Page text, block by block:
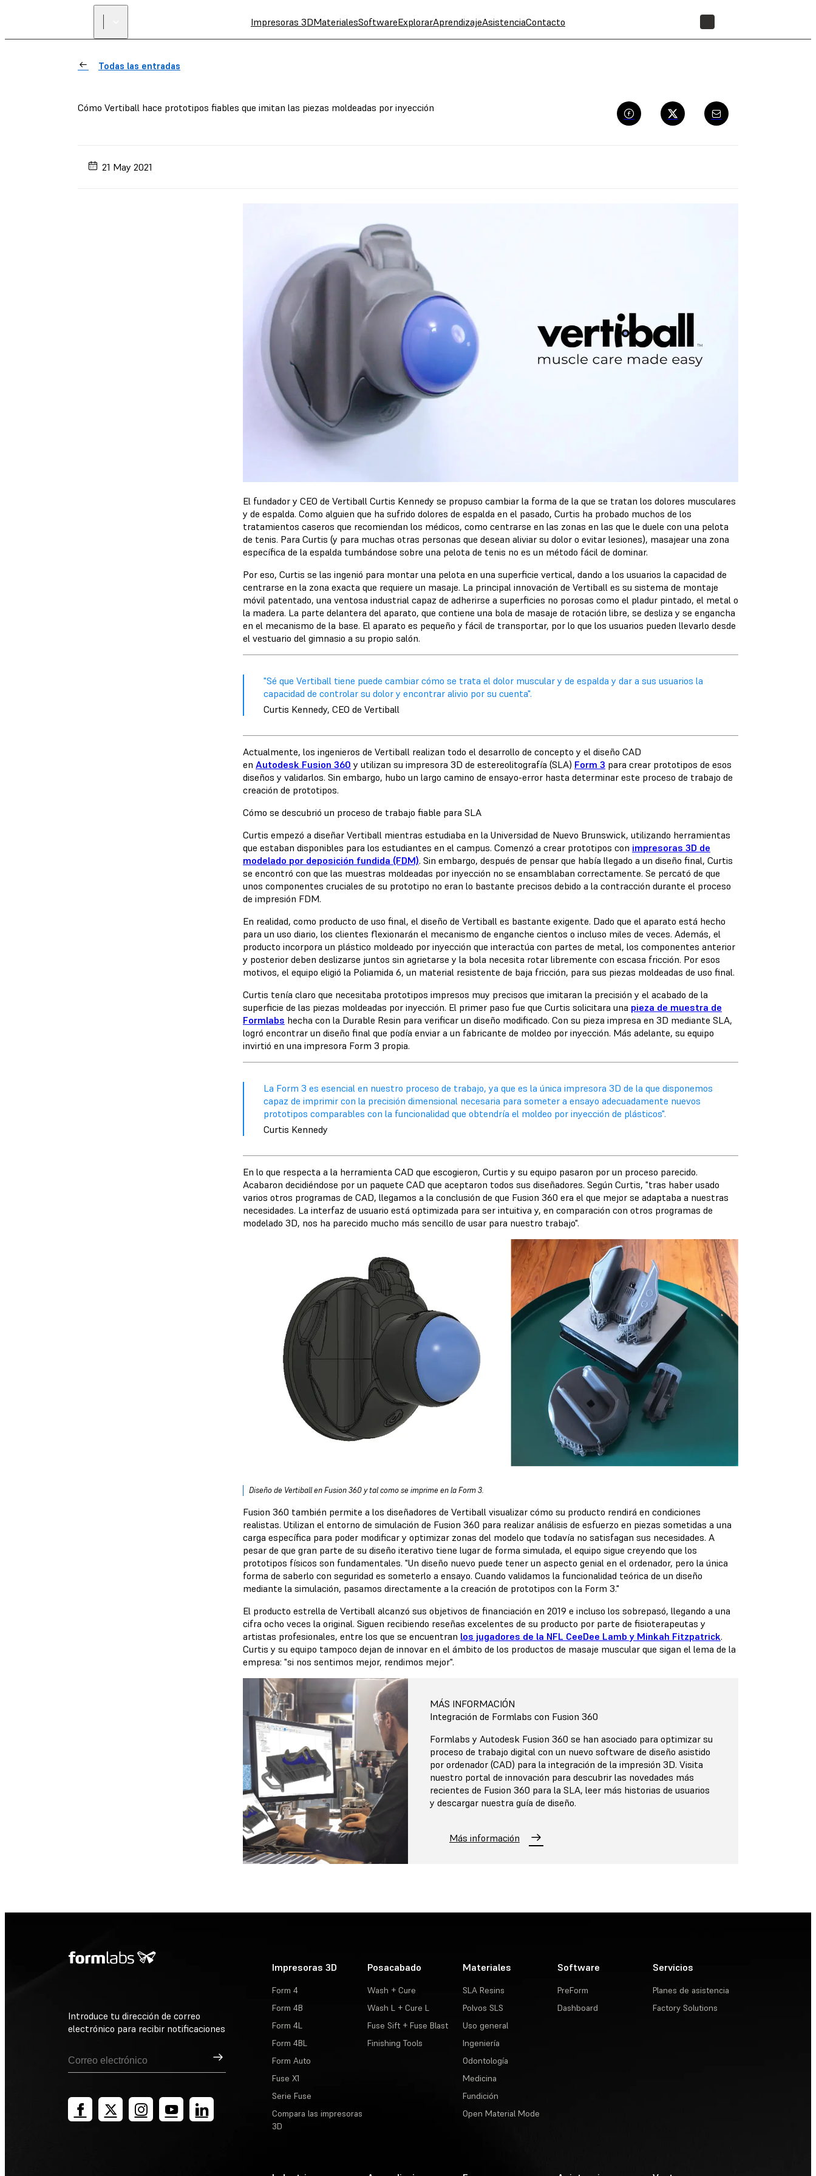
Impresoras 3DMaterialesSoftwareExplorarAprendizajeAsistenciaContacto
Todas las entradas
Cómo Vertiball hace prototipos fiables que imitan las piezas moldeadas por inyección
21 May 2021
El fundador y CEO de Vertiball Curtis Kennedy se propuso cambiar la forma de la que se tratan los dolores musculares
y de espalda. Como alguien que ha sufrido dolores de espalda en el pasado, Curtis ha probado muchos de los
tratamientos caseros que recomiendan los médicos, como centrarse en las zonas en las que le duele con una pelota
de tenis. Para Curtis (y para muchas otras personas que desean aliviar su dolor o evitar lesiones), masajear una zona
específica de la espalda tumbándose sobre una pelota de tenis no es un método fácil de dominar.
Por eso, Curtis se las ingenió para montar una pelota en una superficie vertical, dando a los usuarios la capacidad de
centrarse en la zona exacta que requiere un masaje. La principal innovación de Vertiball es su sistema de montaje
móvil patentado, una ventosa industrial capaz de adherirse a superficies no porosas como el pladur pintado, el metal o
la madera. La parte delantera del aparato, que contiene una bola de masaje de rotación libre, se desliza y se engancha
en el mecanismo de la base. El aparato es pequeño y fácil de transportar, por lo que los usuarios pueden llevarlo desde
el vestuario del gimnasio a su propio salón.
"Sé que Vertiball tiene puede cambiar cómo se trata el dolor muscular y de espalda y dar a sus usuarios la
capacidad de controlar su dolor y encontrar alivio por su cuenta".
Curtis Kennedy, CEO de Vertiball
Actualmente, los ingenieros de Vertiball realizan todo el desarrollo de concepto y el diseño CAD
en Autodesk Fusion 360 y utilizan su impresora 3D de estereolitografía (SLA) Form 3 para crear prototipos de esos
diseños y validarlos. Sin embargo, hubo un largo camino de ensayo-error hasta determinar este proceso de trabajo de
creación de prototipos.
Cómo se descubrió un proceso de trabajo fiable para SLA
Curtis empezó a diseñar Vertiball mientras estudiaba en la Universidad de Nuevo Brunswick, utilizando herramientas
que estaban disponibles para los estudiantes en el campus. Comenzó a crear prototipos con impresoras 3D de
modelado por deposición fundida (FDM). Sin embargo, después de pensar que había llegado a un diseño final, Curtis
se encontró con que las muestras moldeadas por inyección no se ensamblaban correctamente. Se percató de que
unos componentes cruciales de su prototipo no eran lo bastante precisos debido a la contracción durante el proceso
de impresión FDM.
En realidad, como producto de uso final, el diseño de Vertiball es bastante exigente. Dado que el aparato está hecho
para un uso diario, los clientes flexionarán el mecanismo de enganche cientos o incluso miles de veces. Además, el
producto incorpora un plástico moldeado por inyección que interactúa con partes de metal, los componentes anterior
y posterior deben deslizarse juntos sin agrietarse y la bola necesita rotar libremente con escasa fricción. Por esos
motivos, el equipo eligió la Poliamida 6, un material resistente de baja fricción, para sus piezas moldeadas de uso final.
Curtis tenía claro que necesitaba prototipos impresos muy precisos que imitaran la precisión y el acabado de la
superficie de las piezas moldeadas por inyección. El primer paso fue que Curtis solicitara una pieza de muestra de
Formlabs hecha con la Durable Resin para verificar un diseño modificado. Con su pieza impresa en 3D mediante SLA,
logró encontrar un diseño final que podía enviar a un fabricante de moldeo por inyección. Más adelante, su equipo
invirtió en una impresora Form 3 propia.
La Form 3 es esencial en nuestro proceso de trabajo, ya que es la única impresora 3D de la que disponemos
capaz de imprimir con la precisión dimensional necesaria para someter a ensayo adecuadamente nuevos
prototipos comparables con la funcionalidad que obtendría el moldeo por inyección de plásticos".
Curtis Kennedy
En lo que respecta a la herramienta CAD que escogieron, Curtis y su equipo pasaron por un proceso parecido.
Acabaron decidiéndose por un paquete CAD que aceptaron todos sus diseñadores. Según Curtis, "tras haber usado
varios otros programas de CAD, llegamos a la conclusión de que Fusion 360 era el que mejor se adaptaba a nuestras
necesidades. La interfaz de usuario está optimizada para ser intuitiva y, en comparación con otros programas de
modelado 3D, nos ha parecido mucho más sencillo de usar para nuestro trabajo".
Diseño de Vertiball en Fusion 360 y tal como se imprime en la Form 3.
Fusion 360 también permite a los diseñadores de Vertiball visualizar cómo su producto rendirá en condiciones
realistas. Utilizan el entorno de simulación de Fusion 360 para realizar análisis de esfuerzo en piezas sometidas a una
carga específica para poder modificar y optimizar zonas del modelo que todavía no satisfagan sus necesidades. A
pesar de que gran parte de su diseño iterativo tiene lugar de forma simulada, el equipo sigue creyendo que los
prototipos físicos son fundamentales. "Un diseño nuevo puede tener un aspecto genial en el ordenador, pero la única
forma de saberlo con seguridad es someterlo a ensayo. Cuando validamos la funcionalidad teórica de un diseño
mediante la simulación, pasamos directamente a la creación de prototipos con la Form 3."
El producto estrella de Vertiball alcanzó sus objetivos de financiación en 2019 e incluso los sobrepasó, llegando a una
cifra ocho veces la original. Siguen recibiendo reseñas excelentes de su producto por parte de fisioterapeutas y
artistas profesionales, entre los que se encuentran los jugadores de la NFL CeeDee Lamb y Minkah Fitzpatrick.
Curtis y su equipo tampoco dejan de innovar en el ámbito de los productos de masaje muscular que sigan el lema de la
empresa: "si nos sentimos mejor, rendimos mejor".
MÁS INFORMACIÓN
Integración de Formlabs con Fusion 360
Formlabs y Autodesk Fusion 360 se han asociado para optimizar su
proceso de trabajo digital con un nuevo software de diseño asistido
por ordenador (CAD) para la integración de la impresión 3D. Visita
nuestro portal de innovación para descubrir las novedades más
recientes de Fusion 360 para la SLA, leer más historias de usuarios
y descargar nuestra guía de diseño.
Más información
Introduce tu dirección de correo
electrónico para recibir notificaciones
Suscribirse
Impresoras 3D
Form 4
Form 4B
Form 4L
Form 4BL
Form Auto
Fuse X1
Serie Fuse
Compara las impresoras
3D
Posacabado
Wash + Cure
Wash L + Cure L
Fuse Sift + Fuse Blast
Finishing Tools
Materiales
SLA Resins
Polvos SLS
Uso general
Ingeniería
Odontología
Medicina
Fundición
Open Material Mode
Software
PreForm
Dashboard
Servicios
Planes de asistencia
Factory Solutions